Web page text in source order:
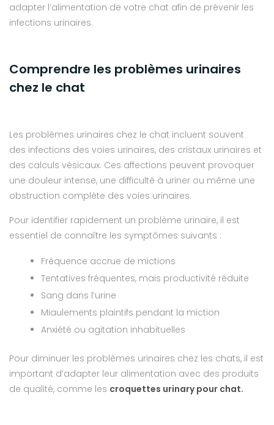
adapter l’alimentation de votre chat afin de prévenir les
infections urinaires.
Comprendre les problèmes urinaires
chez le chat
Les problèmes urinaires chez le chat incluent souvent
des infections des voies urinaires, des cristaux urinaires et
des calculs vésicaux. Ces affections peuvent provoquer
une douleur intense, une difficulté à uriner ou même une
obstruction complète des voies urinaires.
Pour identifier rapidement un problème urinaire, il est
essentiel de connaître les symptômes suivants :
Fréquence accrue de mictions
Tentatives fréquentes, mais productivité réduite
Sang dans l’urine
Miaulements plaintifs pendant la miction
Anxiété ou agitation inhabituelles
Pour diminuer les problèmes urinaires chez les chats, il est
important d’adapter leur alimentation avec des produits
de qualité, comme les croquettes urinary pour chat.